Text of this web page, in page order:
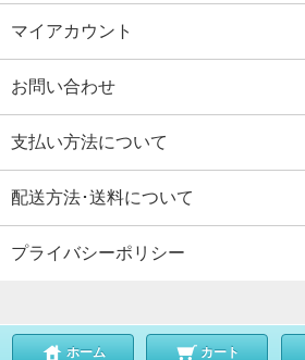
マイアカウント
お問い合わせ
支払い方法について
配送方法･送料について
プライバシーポリシー
ホーム カート